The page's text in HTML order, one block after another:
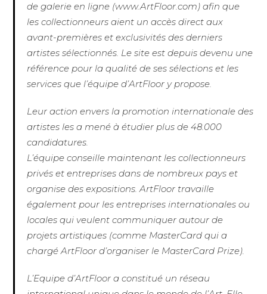
de galerie en ligne (www.ArtFloor.com) afin que
les collectionneurs aient un accès direct aux
avant-premières et exclusivités des derniers
artistes sélectionnés. Le site est depuis devenu une
référence pour la qualité de ses sélections et les
services que l’équipe d’ArtFloor y propose.
Leur action envers la promotion internationale des
artistes les a mené à étudier plus de 48.000
candidatures.
L’équipe conseille maintenant les collectionneurs
privés et entreprises dans de nombreux pays et
organise des expositions. ArtFloor travaille
également pour les entreprises internationales ou
locales qui veulent communiquer autour de
projets artistiques (comme MasterCard qui a
chargé ArtFloor d’organiser le MasterCard Prize).
L’Equipe d’ArtFloor a constitué un réseau